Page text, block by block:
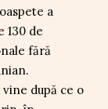
a
130 de
fără
după ce o